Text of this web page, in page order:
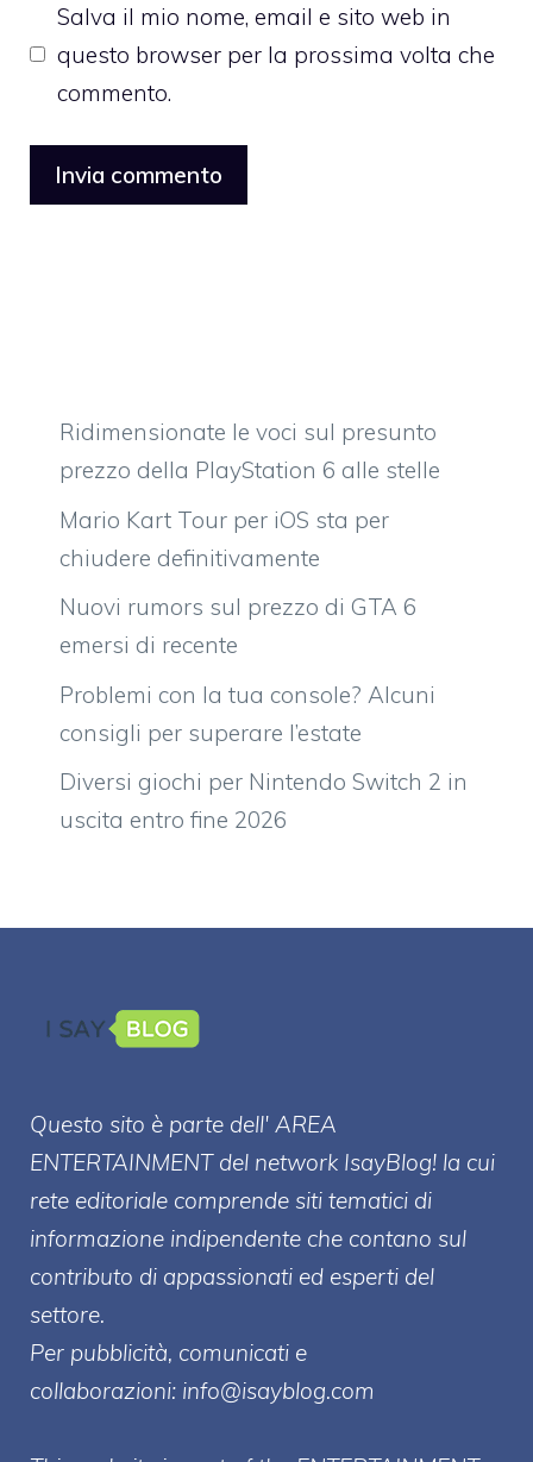
Salva il mio nome, email e sito web in
questo browser per la prossima volta che
commento.
Ridimensionate le voci sul presunto
prezzo della PlayStation 6 alle stelle
Mario Kart Tour per iOS sta per
chiudere definitivamente
Nuovi rumors sul prezzo di GTA 6
emersi di recente
Problemi con la tua console? Alcuni
consigli per superare l’estate
Diversi giochi per Nintendo Switch 2 in
uscita entro fine 2026
Questo sito è parte dell' AREA
ENTERTAINMENT del network IsayBlog! la cui
rete editoriale comprende siti tematici di
informazione indipendente che contano sul
contributo di appassionati ed esperti del
settore.
Per pubblicità, comunicati e
collaborazioni: info@isayblog.com